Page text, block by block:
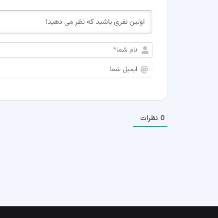
0 نظرات